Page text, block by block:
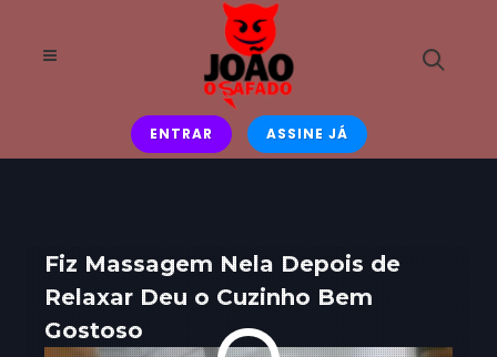
ENTRAR ASSINE JÁ
Fiz Massagem Nela Depois de
Relaxar Deu o Cuzinho Bem
Gostoso